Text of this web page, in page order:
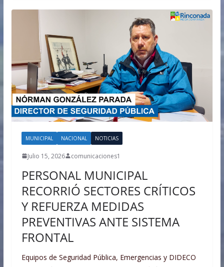
MUNICIPAL NACIONAL NOTICIAS
Julio 15, 2026 comunicaciones1
PERSONAL MUNICIPAL
RECORRIÓ SECTORES CRÍTICOS
Y REFUERZA MEDIDAS
PREVENTIVAS ANTE SISTEMA
FRONTAL
Equipos de Seguridad Pública, Emergencias y DIDECO